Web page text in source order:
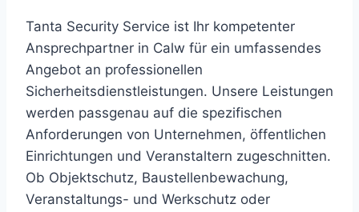
Tanta Security Service ist Ihr kompetenter
Ansprechpartner in Calw für ein umfassendes
Angebot an professionellen
Sicherheitsdienstleistungen. Unsere Leistungen
werden passgenau auf die spezifischen
Anforderungen von Unternehmen, öffentlichen
Einrichtungen und Veranstaltern zugeschnitten.
Ob Objektschutz, Baustellenbewachung,
Veranstaltungs- und Werkschutz oder